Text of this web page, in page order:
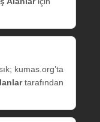
kumas.org’ta
tarafından